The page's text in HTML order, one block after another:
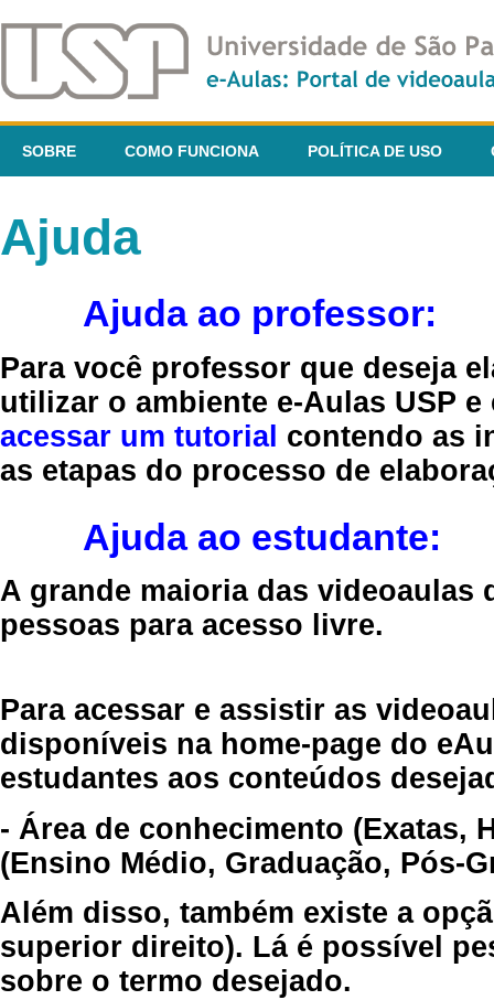
SOBRE COMO FUNCIONA POLÍTICA DE USO
Ajuda
Ajuda ao professor:
Para você professor que deseja
utilizar o ambiente e-Aulas USP
acessar um tutorial contendo as
as etapas do processo de
Ajuda ao estudante:
A grande maioria das videoaulas
pessoas para acesso livre.
Para acessar e assistir as
disponíveis na home-page do
estudantes aos conteúdos
- Área de conhecimento (Exatas,
(Ensino Médio, Graduação, Pós-
Além disso, também existe a
superior direito). Lá é possível
sobre o termo desejado.